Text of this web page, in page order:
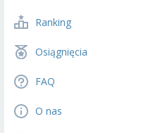
Ranking
Osiągnięcia
FAQ
O nas